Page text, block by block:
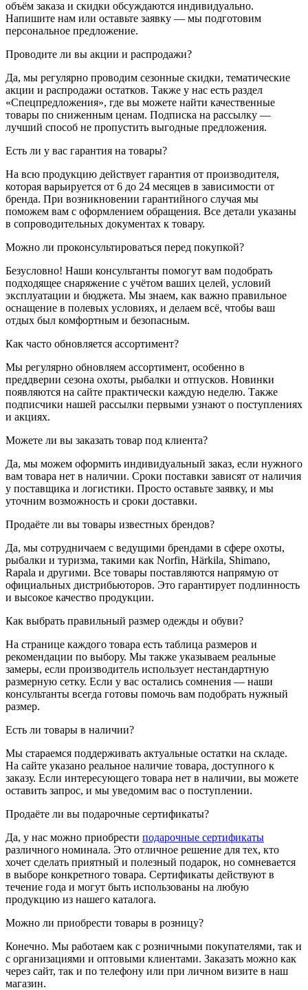
объём заказа и скидки обсуждаются индивидуально.
Напишите нам или оставьте заявку — мы подготовим
персональное предложение.
Проводите ли вы акции и распродажи?
Да, мы регулярно проводим сезонные скидки, тематические
акции и распродажи остатков. Также у нас есть раздел
«Спецпредложения», где вы можете найти качественные
товары по сниженным ценам. Подписка на рассылку —
лучший способ не пропустить выгодные предложения.
Есть ли у вас гарантия на товары?
На всю продукцию действует гарантия от производителя,
которая варьируется от 6 до 24 месяцев в зависимости от
бренда. При возникновении гарантийного случая мы
поможем вам с оформлением обращения. Все детали указаны
в сопроводительных документах к товару.
Можно ли проконсультироваться перед покупкой?
Безусловно! Наши консультанты помогут вам подобрать
подходящее снаряжение с учётом ваших целей, условий
эксплуатации и бюджета. Мы знаем, как важно правильное
оснащение в полевых условиях, и делаем всё, чтобы ваш
отдых был комфортным и безопасным.
Как часто обновляется ассортимент?
Мы регулярно обновляем ассортимент, особенно в
преддверии сезона охоты, рыбалки и отпусков. Новинки
появляются на сайте практически каждую неделю. Также
подписчики нашей рассылки первыми узнают о поступлениях
и акциях.
Можете ли вы заказать товар под клиента?
Да, мы можем оформить индивидуальный заказ, если нужного
вам товара нет в наличии. Сроки поставки зависят от наличия
у поставщика и логистики. Просто оставьте заявку, и мы
уточним возможность и сроки доставки.
Продаёте ли вы товары известных брендов?
Да, мы сотрудничаем с ведущими брендами в сфере охоты,
рыбалки и туризма, такими как Norfin, Härkila, Shimano,
Rapala и другими. Все товары поставляются напрямую от
официальных дистрибьюторов. Это гарантирует подлинность
и высокое качество продукции.
Как выбрать правильный размер одежды и обуви?
На странице каждого товара есть таблица размеров и
рекомендации по выбору. Мы также указываем реальные
замеры, если производитель использует нестандартную
размерную сетку. Если у вас остались сомнения — наши
консультанты всегда готовы помочь вам подобрать нужный
размер.
Есть ли товары в наличии?
Мы стараемся поддерживать актуальные остатки на складе.
На сайте указано реальное наличие товара, доступного к
заказу. Если интересующего товара нет в наличии, вы можете
оставить запрос, и мы уведомим вас о поступлении.
Продаёте ли вы подарочные сертификаты?
Да, у нас можно приобрести подарочные сертификаты
различного номинала. Это отличное решение для тех, кто
хочет сделать приятный и полезный подарок, но сомневается
в выборе конкретного товара. Сертификаты действуют в
течение года и могут быть использованы на любую
продукцию из нашего каталога.
Можно ли приобрести товары в розницу?
Конечно. Мы работаем как с розничными покупателями, так и
с организациями и оптовыми клиентами. Заказать можно как
через сайт, так и по телефону или при личном визите в наш
магазин.